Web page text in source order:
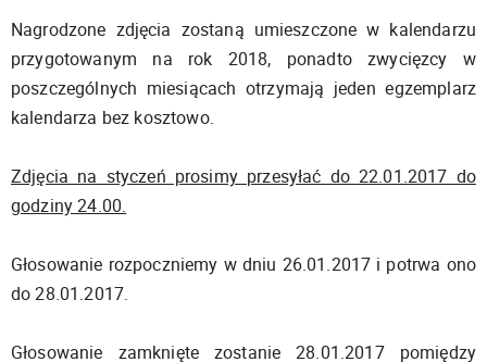
Nagrodzone zdjęcia zostaną umieszczone w kalendarzu
przygotowanym na rok 2018, ponadto zwycięzcy w
poszczególnych miesiącach otrzymają jeden egzemplarz
kalendarza bez kosztowo.
Zdjęcia na styczeń prosimy przesyłać do 22.01.2017 do
godziny 24.00.
Głosowanie rozpoczniemy w dniu 26.01.2017 i potrwa ono
do 28.01.2017.
Głosowanie zamknięte zostanie 28.01.2017 pomiędzy